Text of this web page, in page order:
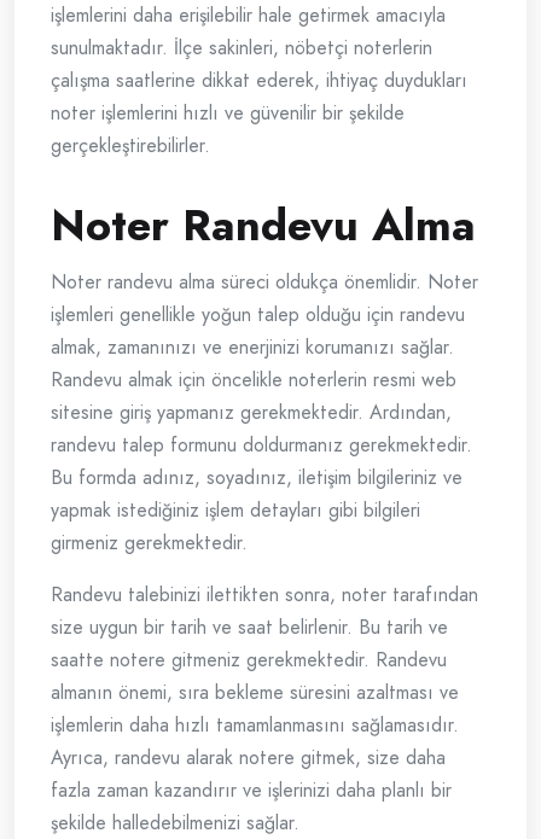
işlemlerini daha erişilebilir hale getirmek amacıyla
sunulmaktadır. İlçe sakinleri, nöbetçi noterlerin
çalışma saatlerine dikkat ederek, ihtiyaç duydukları
noter işlemlerini hızlı ve güvenilir bir şekilde
gerçekleştirebilirler.
Noter Randevu Alma
Noter randevu alma süreci oldukça önemlidir. Noter
işlemleri genellikle yoğun talep olduğu için randevu
almak, zamanınızı ve enerjinizi korumanızı sağlar.
Randevu almak için öncelikle noterlerin resmi web
sitesine giriş yapmanız gerekmektedir. Ardından,
randevu talep formunu doldurmanız gerekmektedir.
Bu formda adınız, soyadınız, iletişim bilgileriniz ve
yapmak istediğiniz işlem detayları gibi bilgileri
girmeniz gerekmektedir.
Randevu talebinizi ilettikten sonra, noter tarafından
size uygun bir tarih ve saat belirlenir. Bu tarih ve
saatte notere gitmeniz gerekmektedir. Randevu
almanın önemi, sıra bekleme süresini azaltması ve
işlemlerin daha hızlı tamamlanmasını sağlamasıdır.
Ayrıca, randevu alarak notere gitmek, size daha
fazla zaman kazandırır ve işlerinizi daha planlı bir
şekilde halledebilmenizi sağlar.